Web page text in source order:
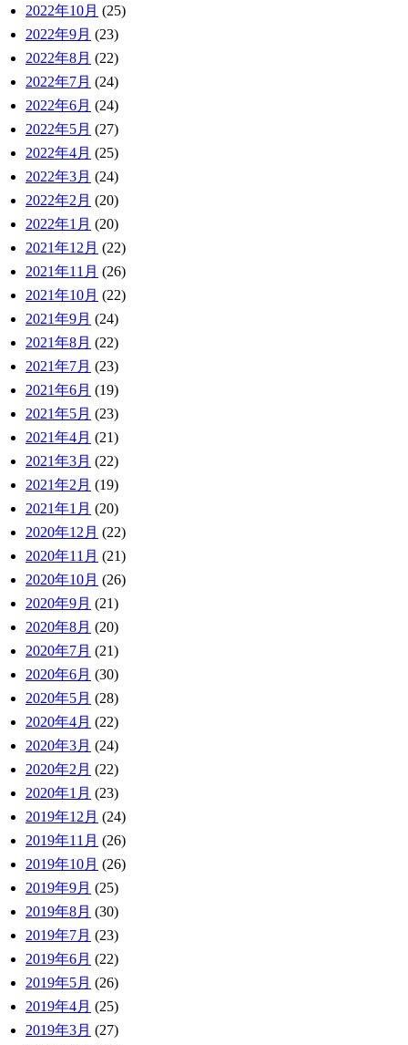
2022年10月 (25)
2022年9月 (23)
2022年8月 (22)
2022年7月 (24)
2022年6月 (24)
2022年5月 (27)
2022年4月 (25)
2022年3月 (24)
2022年2月 (20)
2022年1月 (20)
2021年12月 (22)
2021年11月 (26)
2021年10月 (22)
2021年9月 (24)
2021年8月 (22)
2021年7月 (23)
2021年6月 (19)
2021年5月 (23)
2021年4月 (21)
2021年3月 (22)
2021年2月 (19)
2021年1月 (20)
2020年12月 (22)
2020年11月 (21)
2020年10月 (26)
2020年9月 (21)
2020年8月 (20)
2020年7月 (21)
2020年6月 (30)
2020年5月 (28)
2020年4月 (22)
2020年3月 (24)
2020年2月 (22)
2020年1月 (23)
2019年12月 (24)
2019年11月 (26)
2019年10月 (26)
2019年9月 (25)
2019年8月 (30)
2019年7月 (23)
2019年6月 (22)
2019年5月 (26)
2019年4月 (25)
2019年3月 (27)